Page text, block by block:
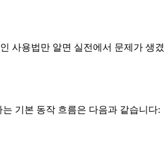
사용법만 알면 실전에서 문제가 생
기본 동작 흐름은 다음과 같습니다: